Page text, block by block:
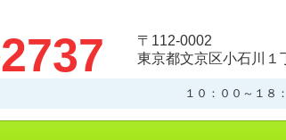
〒112-0002
東京都文京区小石川１
１０：００～１８